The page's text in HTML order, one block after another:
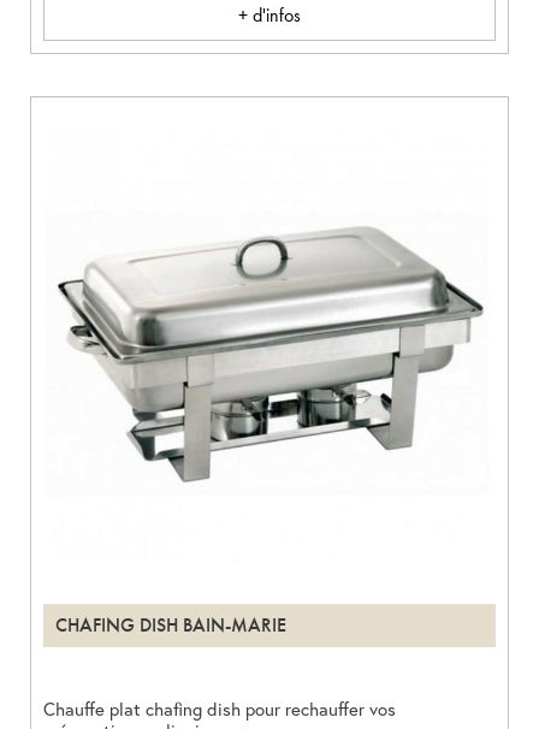
+ d'infos
CHAFING DISH BAIN-MARIE
Chauffe plat chafing dish pour rechauffer vos